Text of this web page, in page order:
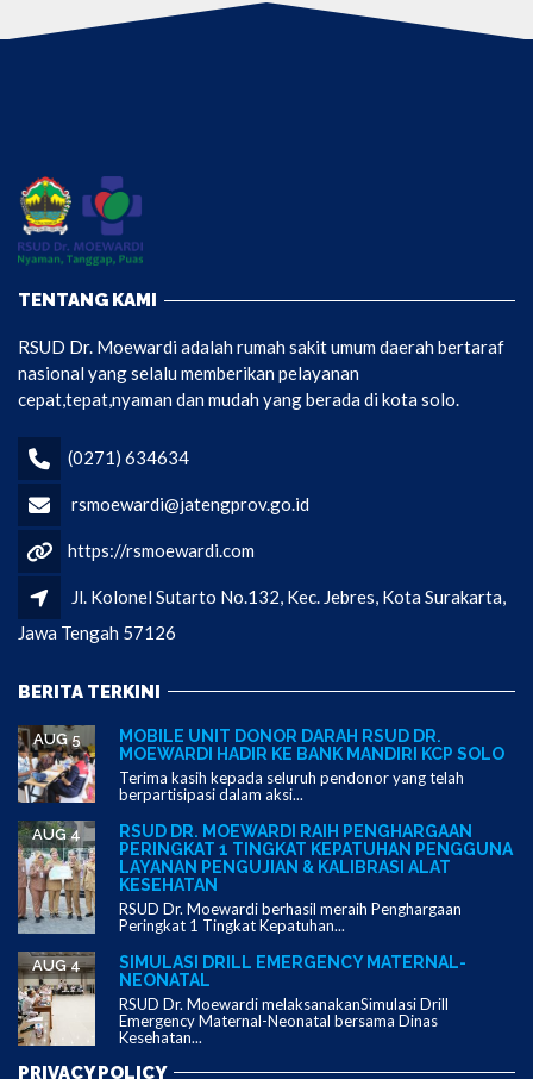
TENTANG KAMI
RSUD Dr. Moewardi adalah rumah sakit umum daerah bertaraf
nasional yang selalu memberikan pelayanan
cepat,tepat,nyaman dan mudah yang berada di kota solo.
(0271) 634634
rsmoewardi@jatengprov.go.id
https://rsmoewardi.com
Jl. Kolonel Sutarto No.132, Kec. Jebres, Kota Surakarta,
Jawa Tengah 57126
BERITA TERKINI
MOBILE UNIT DONOR DARAH RSUD DR.
MOEWARDI HADIR KE BANK MANDIRI KCP SOLO
AUG 5
Terima kasih kepada seluruh pendonor yang telah
berpartisipasi dalam aksi...
RSUD DR. MOEWARDI RAIH PENGHARGAAN
PERINGKAT 1 TINGKAT KEPATUHAN PENGGUNA
LAYANAN PENGUJIAN & KALIBRASI ALAT
KESEHATAN
AUG 4
RSUD Dr. Moewardi berhasil meraih Penghargaan
Peringkat 1 Tingkat Kepatuhan...
SIMULASI DRILL EMERGENCY MATERNAL-
NEONATAL
AUG 4
RSUD Dr. Moewardi melaksanakanSimulasi Drill
Emergency Maternal-Neonatal bersama Dinas
Kesehatan...
PRIVACY POLICY